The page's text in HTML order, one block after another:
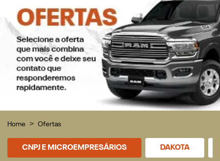
Home Ofertas
CNPJ E MICROEMPRESÁRIOS DAKOTA